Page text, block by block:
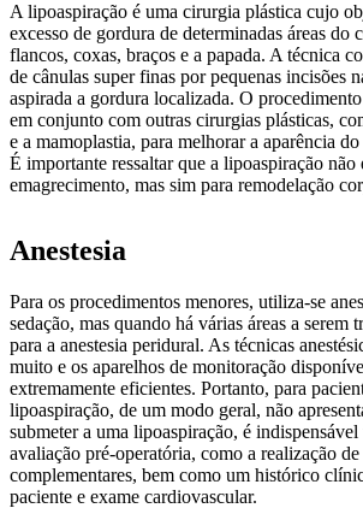
A lipoaspiração é uma cirurgia plástica cujo
excesso de gordura de determinadas áreas do
flancos, coxas, braços e a papada. A técnica
de cânulas super finas por pequenas incisões
aspirada a gordura localizada. O
em conjunto com outras cirurgias plásticas,
e a mamoplastia, para melhorar a aparência
É importante ressaltar que a lipoaspiração não
emagrecimento, mas sim para remodelação
Anestesia
Para os procedimentos menores, utiliza-se
sedação, mas quando há várias áreas a serem
para a anestesia peridural. As técnicas
muito e os aparelhos de monitoração
extremamente eficientes. Portanto, para
lipoaspiração, de um modo geral, não
submeter a uma lipoaspiração, é
avaliação pré-operatória, como a realização
complementares, bem como um histórico
paciente e exame cardiovascular.